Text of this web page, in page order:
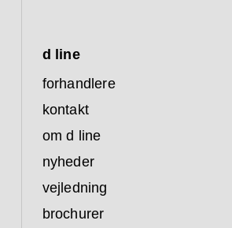
d line
forhandlere
kontakt
om d line
nyheder
vejledning
brochurer